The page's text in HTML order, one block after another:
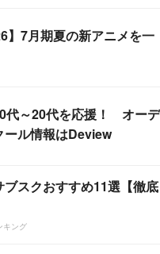
】7月期夏の新アニメを一
代～20代を応援！ オーデ
ール情報はDeview
スクおすすめ11選【徹底
キング